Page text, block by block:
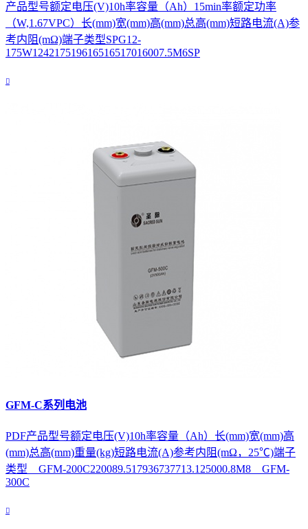
产品型号额定电压(V)10h率容量（Ah）15min率额定功率
（W,1.67VPC）长(mm)宽(mm)高(mm)总高(mm)短路电流(A)参
考内阻(mΩ)端子类型SPG12-
175W124217519616516517016007.5M6SP

GFM-C系列电池
PDF产品型号额定电压(V)10h率容量（Ah）长(mm)宽(mm)高
(mm)总高(mm)重量(kg)短路电流(A)参考内阻(mΩ，25℃)端子
类型 GFM-200C220089.517936737713.125000.8M8 GFM-
300C
